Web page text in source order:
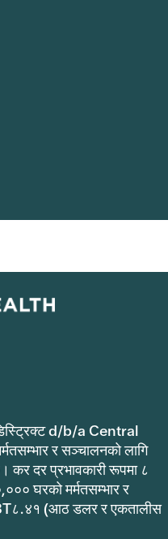
d/b/a Central
र सञ्चालनको लागि
कर दर प्रभावकारी रूपमा ८
घरको मर्मतसम्भार र
(आठ डलर र एकतालीस